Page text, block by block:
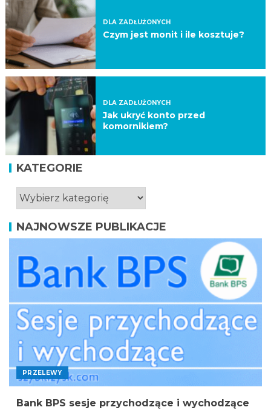
DLA ZADŁUŻONYCH
Czym jest monit i ile kosztuje?
DLA ZADŁUŻONYCH
Jak ukryć konto przed
komornikiem?
KATEGORIE
NAJNOWSZE PUBLIKACJE
PRZELEWY
Bank BPS sesje przychodzące i wychodzące